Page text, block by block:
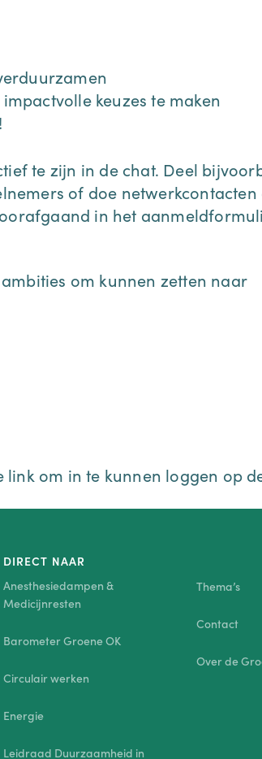
keuzes te maken
te zijn in de chat. Deel
of doe netwerkcontacten
in het
om kunnen zetten naar
om in te kunnen loggen op
DIRECT NAAR
Anesthesiedampen &
Medicijnresten
Barometer Groene OK
Circulair werken
Energie
Leidraad Duurzaamheid in
Thema’s
Contact
Over de